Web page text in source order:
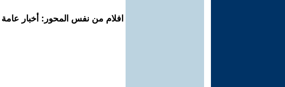
افلام من نفس المحور: أخبار عامة